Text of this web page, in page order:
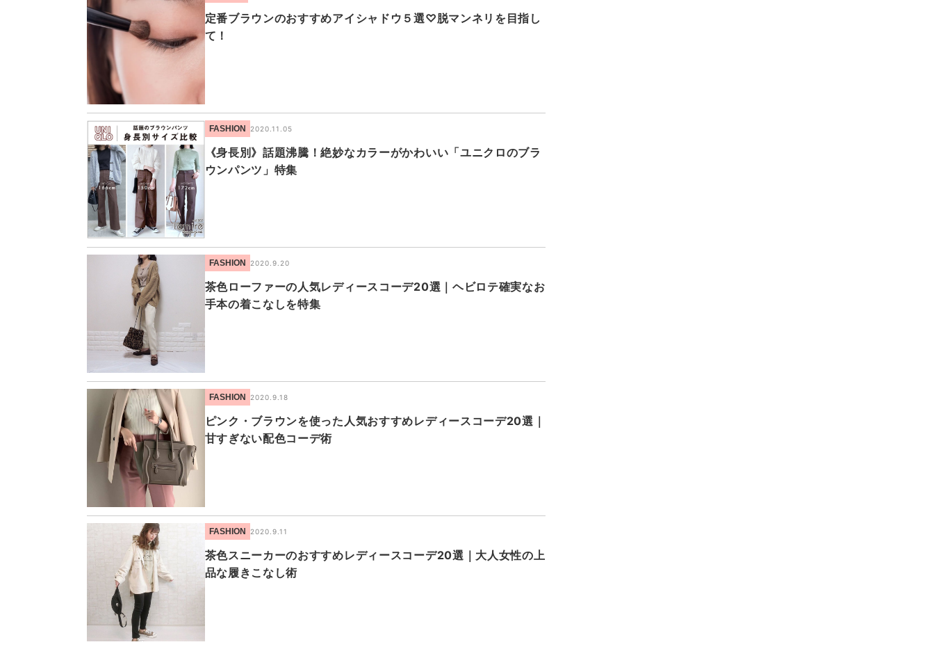
定番ブラウンのおすすめアイシャドウ５選♡脱マンネリを目指し
て！
FASHION 2020.11.05
《身長別》話題沸騰！絶妙なカラーがかわいい「ユニクロのブラ
ウンパンツ」特集
FASHION 2020.9.20
茶色ローファーの人気レディースコーデ20選｜ヘビロテ確実なお
手本の着こなしを特集
FASHION 2020.9.18
ピンク・ブラウンを使った人気おすすめレディースコーデ20選｜
甘すぎない配色コーデ術
FASHION 2020.9.11
茶色スニーカーのおすすめレディースコーデ20選｜大人女性の上
品な履きこなし術